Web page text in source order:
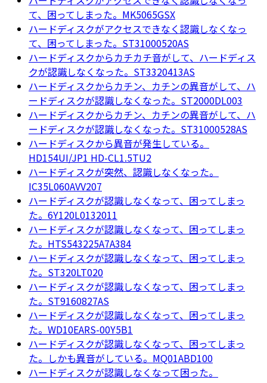
て、困ってしまった。MK5065GSX
ハードディスクがアクセスできなく認識しなくなっ
て、困ってしまった。ST31000520AS
ハードディスクからカチカチ音がして、ハードディス
クが認識しなくなった。ST3320413AS
ハードディスクからカチン、カチンの異音がして、ハ
ードディスクが認識しなくなった。ST2000DL003
ハードディスクからカチン、カチンの異音がして、ハ
ードディスクが認識しなくなった。ST31000528AS
ハードディスクから異音が発生している。
HD154UI/JP1 HD-CL1.5TU2
ハードディスクが突然、認識しなくなった。
IC35L060AVV207
ハードディスクが認識しなくなって、困ってしまっ
た。6Y120L0132011
ハードディスクが認識しなくなって、困ってしまっ
た。HTS543225A7A384
ハードディスクが認識しなくなって、困ってしまっ
た。ST320LT020
ハードディスクが認識しなくなって、困ってしまっ
た。ST9160827AS
ハードディスクが認識しなくなって、困ってしまっ
た。WD10EARS-00Y5B1
ハードディスクが認識しなくなって、困ってしまっ
た。しかも異音がしている。MQ01ABD100
ハードディスクが認識しなくなって困った。